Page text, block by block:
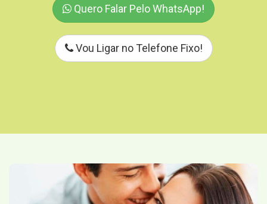
Quero Falar Pelo WhatsApp!
Vou Ligar no Telefone Fixo!